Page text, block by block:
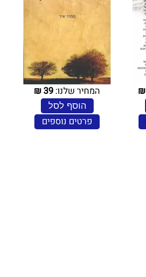
₪ המחיר שלנו:39
₪
הוסף לסל
פרטים נוספים